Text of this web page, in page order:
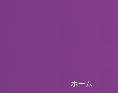
ホーム